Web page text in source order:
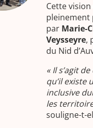
Cette
pleinement
par Marie-
Veysseyre,
du Nid
« Il s’agit
qu’il existe
inclusive
les
souligne-t-